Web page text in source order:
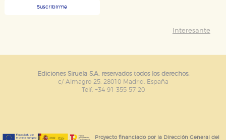
Suscribirme
Interesante
Ediciones Siruela S.A. reservados todos los derechos.
c/ Almagro 25. 28010 Madrid. España
Telf. +34 91 355 57 20
Proyecto financiado por la Dirección General del